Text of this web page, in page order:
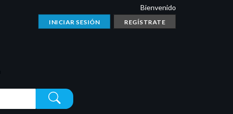
Bienvenido
INICIAR SESIÓN REGÍSTRATE